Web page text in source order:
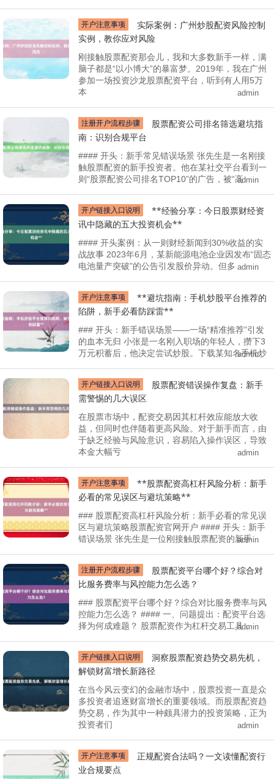
开户注意事项
实例，教你应对风险
刚接触股票配资那会儿，我和大多数新手一样，满
脑子都是“以小博大”的暴富梦。2019年，我在广州
参加一场投资沙龙股票配资平台，听到有人用5万
本
admin
注册开户流程步骤
南：识别合规平台
#### 开头：新手常见错误场景 张先生是一名刚接
触股票配资的新手投资者。他在某社交平台看到一
则“股票配资公司排名TOP10”的广告，被“高admin
开户链接入口说明
讯中隐藏的五大投资机会**
#### 开头案例：从一则财经新闻到30%收益的实
战故事 2023年6月，某新能源电池企业因发布“固态
电池量产突破”的公告引发股价异动。但多 admin
开户注意事项
陷阱，新手必看防踩雷**
### 开头：新手错误场景——一场“精准推荐”引发
的血本无归 小张是一名刚入职场的年轻人，攒下3
万元积蓄后，他决定尝试炒股。下载某知名手机炒
admin
开户链接入口说明
需警惕的几大误区
在股票市场中，配资交易因其杠杆效应能放大收
益，但同时也伴随着更高风险。对于新手而言，由
于缺乏经验与风险意识，容易陷入操作误区，导致
本金大幅亏
admin
开户注意事项
必看的常见误区与避坑策略**
### 股票配资高杠杆风险分析：新手必看的常见误
区与避坑策略股票配资官网开户 #### 开头：新手
错误场景 张先生是一位刚接触股票配资的新手
admin
注册开户流程步骤
比服务费率与风控能力怎么选？
### 股票配资平台哪个好？综合对比服务费率与风
控能力怎么选？ #### 一、问题提出：配资平台选
择为何成难题？ 股票配资作为杠杆交易工具，
admin
开户链接入口说明
解锁财富增长新路径
在当今风云变幻的金融市场中，股票投资一直是众
多投资者追逐财富增长的重要领域。而股票配资趋
势交易，作为其中一种颇具潜力的投资策略，正为
投资者们
admin
开户注意事项
业合规要点